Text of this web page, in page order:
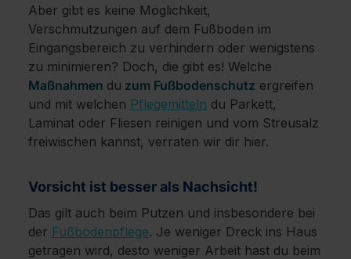
Aber gibt es keine Möglichkeit,
Verschmutzungen auf dem Fußboden im
Eingangsbereich zu verhindern oder wenigstens
zu minimieren? Doch, die gibt es! Welche
Maßnahmen du zum Fußbodenschutz ergreifen
und mit welchen Pflegemitteln du Parkett,
Laminat oder Fliesen reinigen und vom Streusalz
freiwischen kannst, verraten wir dir hier.
Vorsicht ist besser als Nachsicht!
Das gilt auch beim Putzen und insbesondere bei
der Fußbodenpflege. Je weniger Dreck ins Haus
getragen wird, desto weniger Arbeit hast du beim